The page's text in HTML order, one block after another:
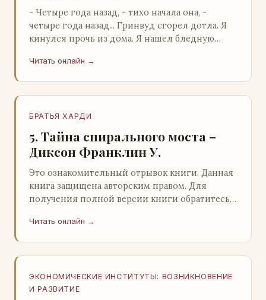
- Четыре года назад, - тихо начала она, -
четыре года назад... Гринвуд сгорел дотла. Я
кинулся прочь из дома. Я нашел бледную
Читать онлайн →
БРАТЬЯ ХАРДИ
5. Тайна спирального моста –
Диксон Франклин У.
Это ознакомительный отрывок книги. Данная
книга защищена авторским правом. Для
получения полной версии книги обратитесь к
легального ко…
Читать онлайн →
ЭКОНОМИЧЕСКИЕ ИНСТИТУТЫ: ВОЗНИКНОВЕНИЕ
И РАЗВИТИЕ